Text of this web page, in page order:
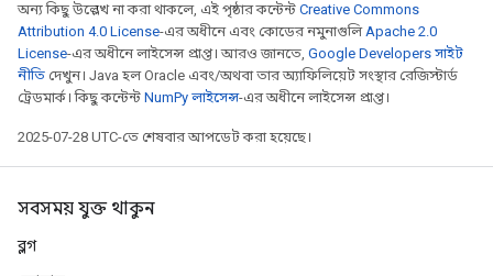
অন্য কিছু উল্লেখ না করা থাকলে, এই পৃষ্ঠার কন্টেন্ট Creative Commons
Attribution 4.0 License-এর অধীনে এবং কোডের নমুনাগুলিApache 2.0
License-এর অধীনে লাইসেন্স প্রাপ্ত। আরও জানতে, Google Developers সাইট
নীতি দেখুন। Java হল Oracle এবং/অথবা তার অ্যাফিলিয়েট সংস্থার রেজিস্টার্ড
ট্রেডমার্ক। কিছু কন্টেন্ট NumPy লাইসেন্স-এর অধীনে লাইসেন্স প্রাপ্ত।
2025-07-28 UTC-তে শেষবার আপডেট করা হয়েছে।
সবসময় যুক্ত থাকুন
ব্লগ